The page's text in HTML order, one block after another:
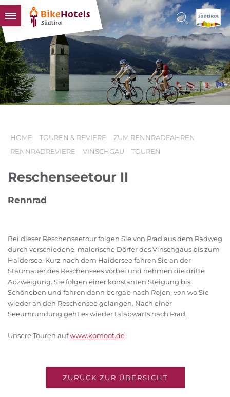
BIKEHOTELS
HOTELS & PAKETE
TOUREN & REVIERE
SÜDTIROL & WIR
HOME TOUREN & REVIERE
ZUM RENNRADFAHREN
RENNRADREVIERE
VINSCHGAU TOUREN
Reschenseetour II
Rennrad
Bei dieser Reschenseetour folgen Sie von Prad aus dem Radweg
durch verschiedene, malerische Dörfer des Vinschgaus bis zum
Haidersee. Kurz nach dem Haidersee fahren Sie an der
Staumauer des Reschensees vorbei und nehmen die dritte
Abzweigung. Sie folgen einer konstanten Steigung bis
Schöneben und fahren dann bergab nach Rojen, von wo Sie
wieder an den Reschensee gelangen. Nach einer
Seeumrundung geht es wieder talabwärts nach Prad.
Unsere Touren aufwww.komoot.de
ZURÜCK ZUR ÜBERSICHT